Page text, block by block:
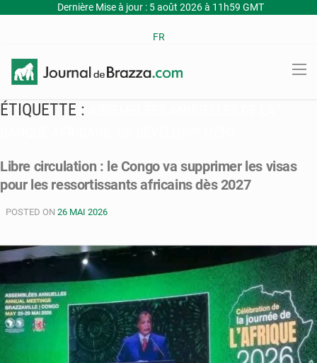
Dernière Mise à jour : 5 août 2026 à 11h59 GMT
FR
ÉTIQUETTE :
Libre circulation : le Congo va supprimer les visas
pour les ressortissants africains dès 2027
POSTED ON 26 MAI 2026